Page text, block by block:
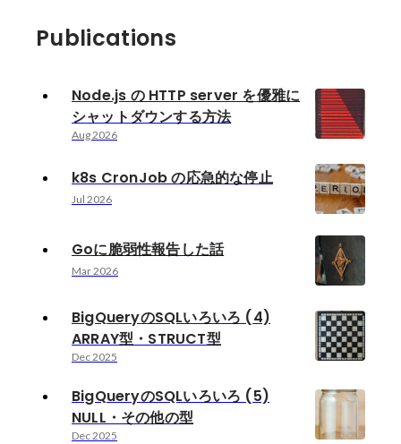
Publications
Node.js の HTTP server を優雅に
シャットダウンする方法
Aug 2026
k8s CronJob の応急的な停止
Jul 2026
Goに脆弱性報告した話
Mar 2026
BigQueryのSQLいろいろ (4)
ARRAY型・STRUCT型
Dec 2025
BigQueryのSQLいろいろ (5)
NULL・その他の型
Dec 2025